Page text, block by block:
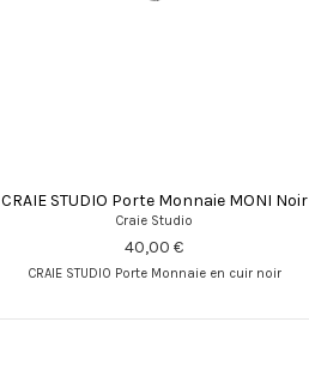
CRAIE STUDIO Porte Monnaie MONI Noir
Craie Studio
40,00 €
CRAIE STUDIO Porte Monnaie en cuir noir